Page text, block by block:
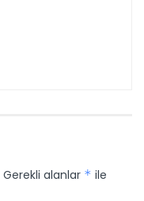
Gerekli alanlar * ile